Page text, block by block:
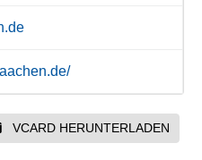
VCARD HERUNTERLADEN